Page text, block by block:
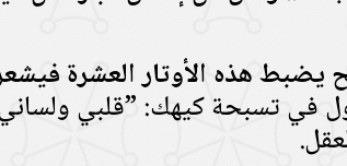
يضبط هذه الأوتار العشرة
في تسبحة كيهك: ”قلبي